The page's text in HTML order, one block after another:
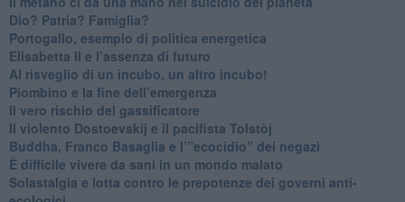
​Dio? Patria? Famiglia?
Portogallo, esempio di politica energetica
​Elisabetta II e l’assenza di futuro
Al risveglio di un incubo, un altro incubo!
​Piombino e la fine dell’emergenza
​Il vero rischio del gassificatore
​Il violento Dostoevskij e il pacifista Tolstòj
​Buddha, Franco Basaglia e l’”ecocidio” dei negazi
​È difficile vivere da sani in un mondo malato
Solastalgia e lotta contro le prepotenze dei governi anti-